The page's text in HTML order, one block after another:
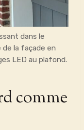
dans le
la façade en
LED au plafond.
comme